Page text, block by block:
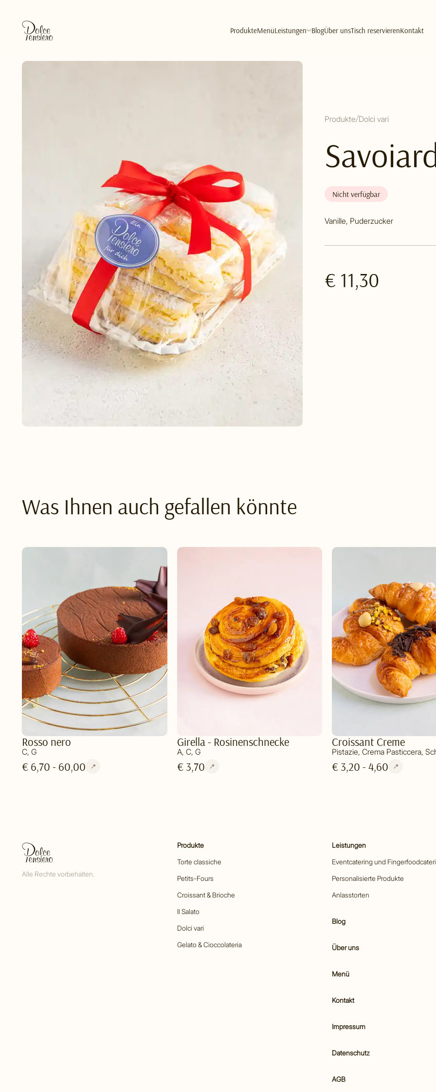
ProdukteMenüLeistungen BlogÜber unsTisch reservierenKontakt
Produkte Dolci vari
Nicht verfügbar
Vanille, Puderzucker
€ 11,30
Was Ihnen auch gefallen könnte
Rosso nero
C, G
€ 6,70 - 60,00
Girella - Rosinenschnecke
A, C, G
€ 3,70
Croissant Creme
Pistazie, Crema Pasticcera,
€ 3,20 - 4,60
Alle Rechte vorbehalten.
Produkte
Torte classiche
Petits-Fours
Croissant & Brioche
Il Salato
Dolci vari
Gelato & Cioccolateria
Leistungen
Eventcatering und
Personalisierte Produkte
Anlasstorten
Blog
Über uns
Menü
Kontakt
Impressum
Datenschutz
AGB